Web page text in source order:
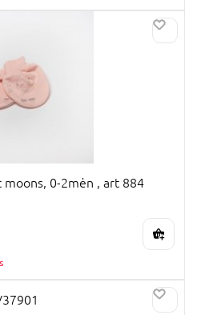
moons, 0-2mėn , art 884